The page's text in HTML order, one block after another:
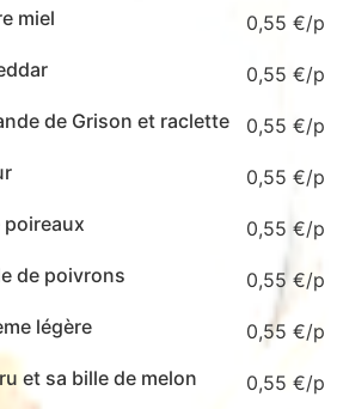
miel 0,55 €
0,55 €
de Grison et raclette
0,55 €
0,55 €
0,55 €
de poivrons
0,55 €
légère
0,55 €
et sa bille de melon
0,55 €